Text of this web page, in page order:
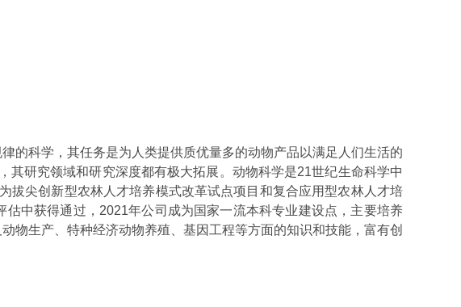
的科学，其任务是为人类提供质优量多的动物产品以满足人们生活的
其研究领域和研究深度都有极大拓展。动物科学是21世纪生命科学中
拔尖创新型农林人才培养模式改革试点项目和复合应用型农林人才培
估中获得通过， 2021年公司成为国家一流本科专业建设点，主要培养
物生产、特种经济动物养殖、基因工程等方面的知识和技能，富有创